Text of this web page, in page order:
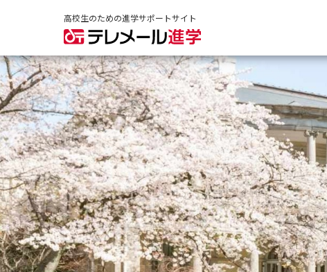
高校生のための進学サポートサイト